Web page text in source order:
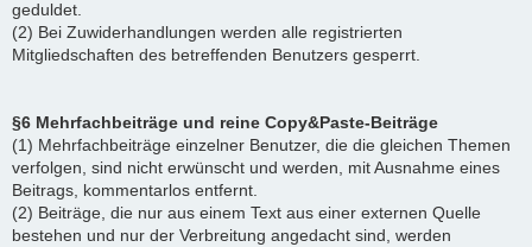
geduldet.
(2) Bei Zuwiderhandlungen werden alle registrierten
Mitgliedschaften des betreffenden Benutzers gesperrt.
§6 Mehrfachbeiträge und reine Copy&Paste-Beiträge
(1) Mehrfachbeiträge einzelner Benutzer, die die gleichen Themen
verfolgen, sind nicht erwünscht und werden, mit Ausnahme eines
Beitrags, kommentarlos entfernt.
(2) Beiträge, die nur aus einem Text aus einer externen Quelle
bestehen und nur der Verbreitung angedacht sind, werden